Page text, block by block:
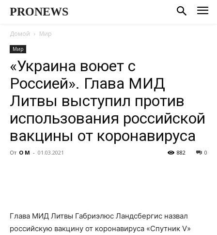
PRONEWS
Домой Мир
Мир
«Украина воюет с
Россией». Глава МИД
Литвы выступил против
использования российской
вакцины от коронавируса
От О М - 01.03.2021 0
882
Глава МИД Литвы Габриэлюс Ландсбергис назвал
российскую вакцину от коронавируса «Спутник V»